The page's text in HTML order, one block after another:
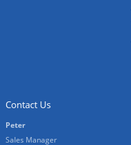
Contact Us
Peter
Sales Manager